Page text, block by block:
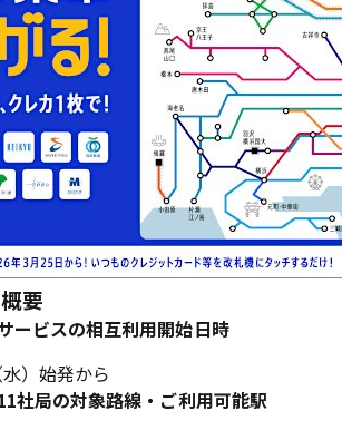
要
ービスの相互利用開始日時
）始発から
社局の対象路線・ご利用可能駅